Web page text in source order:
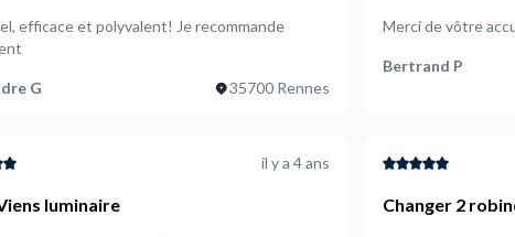
efficace et polyvalent! Je recommande
G 35700 Rennes
Merci de vôtre
Bertrand P
il y a 4 ans
luminaire Changer 2